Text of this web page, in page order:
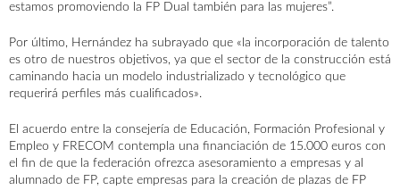
estamos promoviendo la FP Dual también para las mujeres”.
Por último, Hernández ha subrayado que «la incorporación de talento
es otro de nuestros objetivos, ya que el sector de la construcción está
caminando hacia un modelo industrializado y tecnológico que
requerirá perfiles más cualificados».
El acuerdo entre la consejería de Educación, Formación Profesional y
Empleo y FRECOM contempla una financiación de 15.000 euros con
el fin de que la federación ofrezca asesoramiento a empresas y al
alumnado de FP, capte empresas para la creación de plazas de FP